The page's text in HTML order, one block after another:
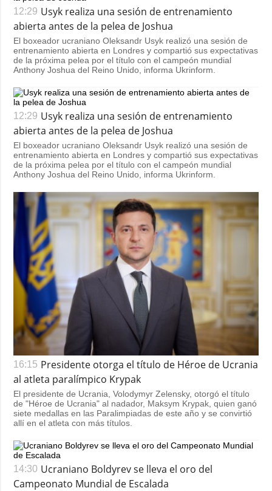
12:29 Usyk realiza una sesión de entrenamiento
abierta antes de la pelea de Joshua
El boxeador ucraniano Oleksandr Usyk realizó una sesión de
entrenamiento abierta en Londres y compartió sus expectativas
de la próxima pelea por el título con el campeón mundial
Anthony Joshua del Reino Unido, informa Ukrinform.
12:29 Usyk realiza una sesión de entrenamiento
abierta antes de la pelea de Joshua
El boxeador ucraniano Oleksandr Usyk realizó una sesión de
entrenamiento abierta en Londres y compartió sus expectativas
de la próxima pelea por el título con el campeón mundial
Anthony Joshua del Reino Unido, informa Ukrinform.
16:15 Presidente otorga el título de Héroe de Ucrania
al atleta paralímpico Krypak
El presidente de Ucrania, Volodymyr Zelensky, otorgó el título
de "Héroe de Ucrania" al nadador, Maksym Krypak, quien ganó
siete medallas en las Paralimpiadas de este año y se convirtió
allí en el atleta con más títulos.
14:30 Ucraniano Boldyrev se lleva el oro del
Campeonato Mundial de Escalada